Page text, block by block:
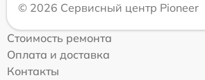
© 2026 Сервисный центр Pioneer
Стоимость ремонта
Оплата и доставка
Контакты